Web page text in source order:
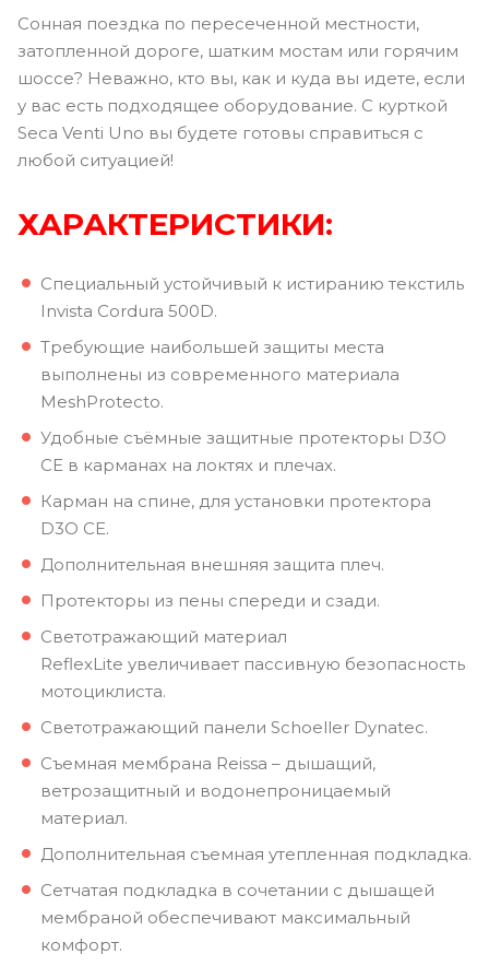
Сонная поездка по пересеченной местности,
затопленной дороге, шатким мостам или горячим
шоссе? Неважно, кто вы, как и куда вы идете, если
у вас есть подходящее оборудование. С курткой
Seca Venti Uno вы будете готовы справиться с
любой ситуацией!
ХАРАКТЕРИСТИКИ:
Специальный устойчивый к истиранию текстиль
Invista Cordura 500D.
Требующие наибольшей защиты места
выполнены из современного материала
MeshProtecto.
Удобные съёмные защитные протекторы D3O
CE в карманах на локтях и плечах.
Карман на спине, для установки протектора
D3O CE.
Дополнительная внешняя защита плеч.
Протекторы из пены спереди и сзади.
Светотражающий материал
ReflexLite увеличивает пассивную безопасность
мотоциклиста.
Светотражающий панели Schoeller Dynatec.
Cъемная мембрана Reissa – дышащий,
ветрозащитный и водонепроницаемый
материал.
Дополнительная съемная утепленная подкладка.
Сетчатая подкладка в сочетании с дышащей
мембраной обеспечивают максимальный
комфорт.